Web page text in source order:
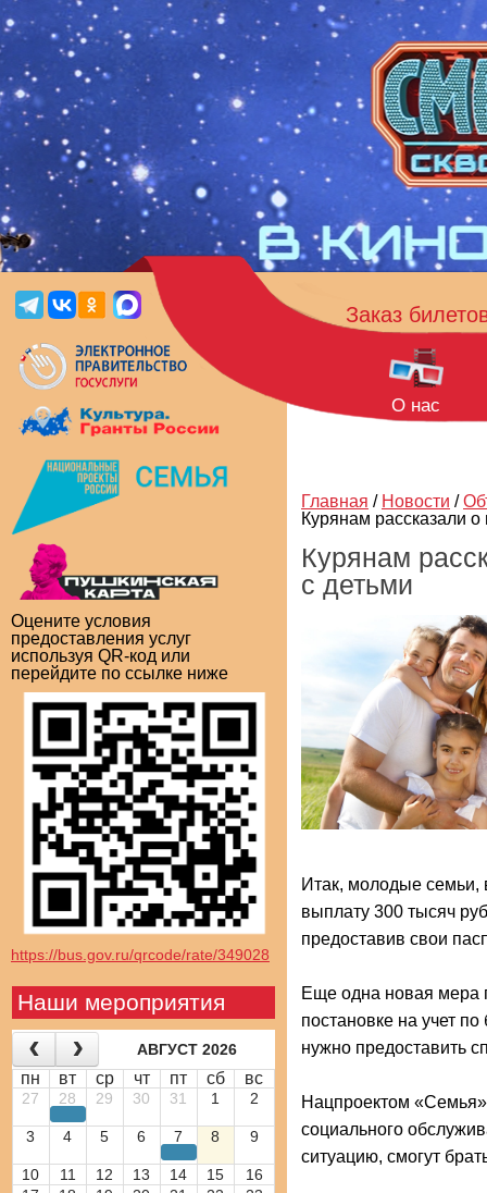
Оцените условия
предоставления услуг
используя QR-код или
перейдите по ссылке ниже
https://bus.gov.ru/qrcode/rate/349028
Наши мероприятия
АВГУСТ 2026
пн вт ср чт пт сб вс
27 28 29 30 31 1 2
3 4 5 6 7 8 9
10 11 12 13 14 15
16
Заказ
О нас
Главная / Новости /
Курянам рассказали
Курянам
с детьми
Итак, молодые семьи,
выплату 300 тысяч
предоставив свои
Еще одна новая мера
постановке на учет
нужно предоставить
Нацпроектом «Семья»
социального
ситуацию, смогут